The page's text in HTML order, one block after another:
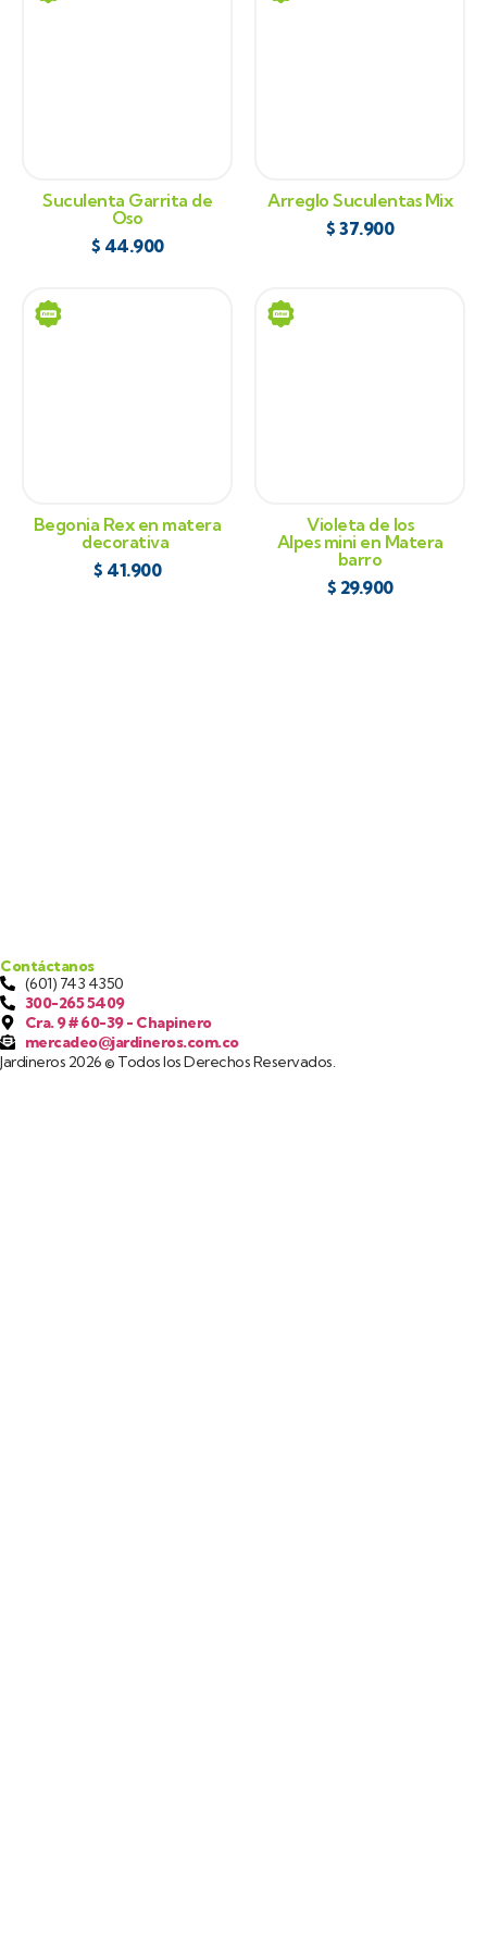
Suculenta Garrita de
Oso
$ 44.900
Arreglo Suculentas Mix
$ 37.900
Begonia Rex en matera
decorativa
$ 41.900
Violeta de los
Alpes mini en Matera
barro
$ 29.900
Contáctanos
(601) 743 4350
300-265 5409
Cra. 9 # 60-39 - Chapinero
mercadeo@jardineros.com.co
Jardineros 2026 © Todos los Derechos Reservados.